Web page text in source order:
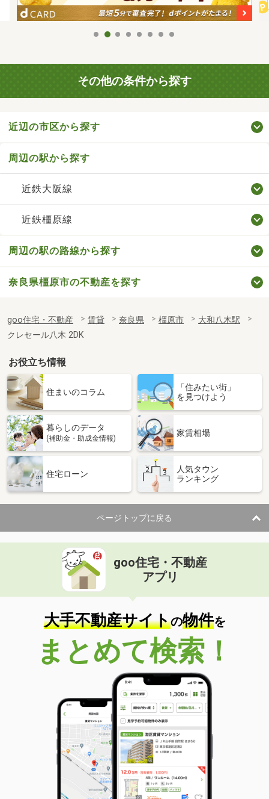
その他の条件から探す
近辺の市区から探す
周辺の駅から探す
近鉄大阪線
近鉄橿原線
周辺の駅の路線から探す
奈良県橿原市の不動産を探す
goo住宅・不動産 賃貸 奈良県 橿原市
大和八木駅
クレセール八木 2DK
お役立ち情報
住まいのコラム
「住みたい街」
を見つけよう
暮らしのデータ
(補助金・助成金情報)
家賃相場
住宅ローン
人気タウン
ランキング
ページトップに戻る
goo住宅・不動産
アプリ
大手不動産サイトの物件を
まとめて検索！